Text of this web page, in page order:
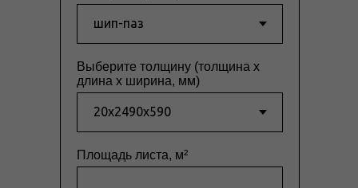
Выберите толщину (толщина x
длина x ширина, мм)
Площадь листа, м²